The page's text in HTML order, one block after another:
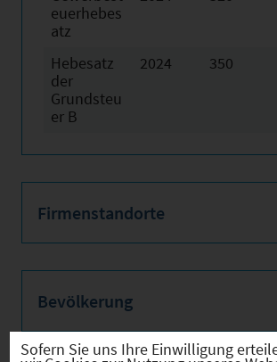
euerhebes
atz
Hebesatz
der
Grundsteu
er B
2024 350
Firmenstandorte
Bevölkerung
Sofern Sie uns Ihre Einwilligung